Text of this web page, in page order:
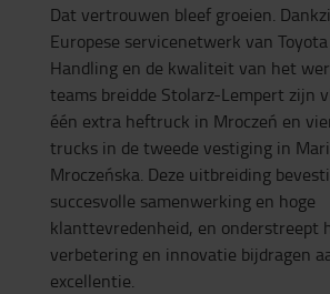
Dat vertrouwen bleef groeien.
Europese servicenetwerk van
Handling en de kwaliteit van het
teams breidde Stolarz-Lempert zijn
één extra heftruck in Mroczeń en
trucks in de tweede vestiging in
Mroczeńska. Deze uitbreiding
succesvolle samenwerking en hoge
klanttevredenheid, en onderstreept
verbetering en innovatie bijdragen
excellentie.